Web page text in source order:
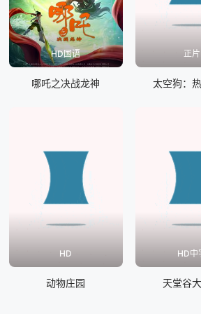
HD国语
哪吒之决战龙神
正片
太空狗：
HD
动物庄园
HD中
天堂谷